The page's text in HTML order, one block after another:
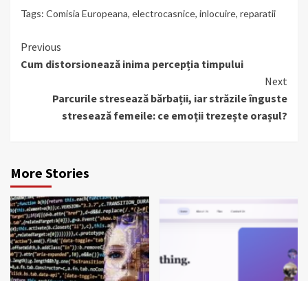
Tags: Comisia Europeana, electrocasnice, inlocuire, reparatii
Continue
Reading
Previous
Cum distorsionează inima percepția timpului
Next
Parcurile stresează bărbații, iar străzile înguste
stresează femeile: ce emoții trezește orașul?
More Stories